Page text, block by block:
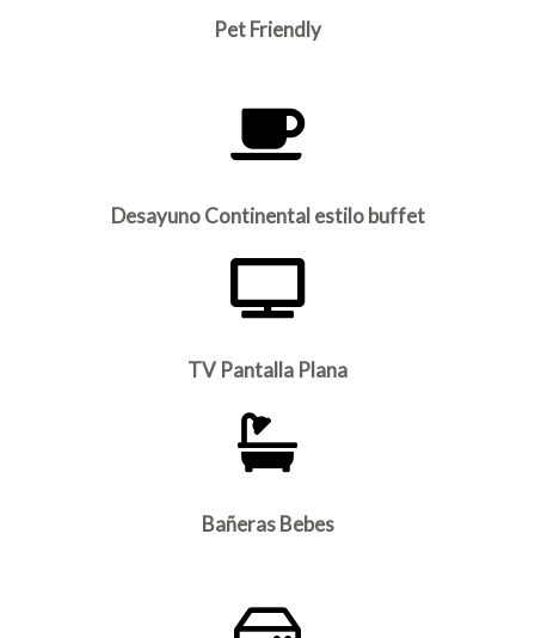
Pet Friendly
Desayuno Continental estilo buffet
TV Pantalla Plana
Bañeras Bebes